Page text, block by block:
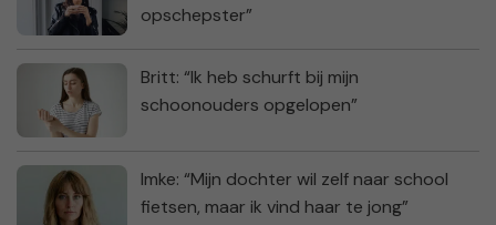
opschepster”
Britt: “Ik heb schurft bij mijn
schoonouders opgelopen”
Imke: “Mijn dochter wil zelf naar school
fietsen, maar ik vind haar te jong”